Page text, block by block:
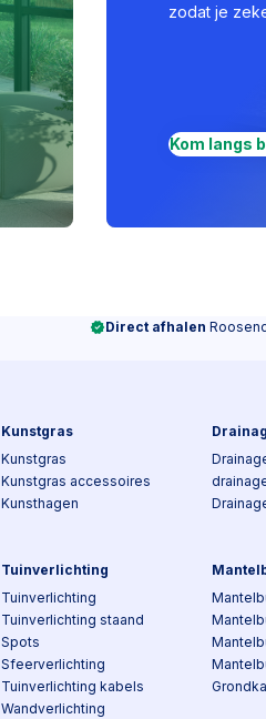
zodat je
Kom langs
Direct afhalen
Kunstgras
Kunstgras
Kunstgras accessoires
Kunsthagen
Tuinverlichting
Tuinverlichting
Tuinverlichting staand
Spots
Sfeerverlichting
Tuinverlichting kabels
Wandverlichting